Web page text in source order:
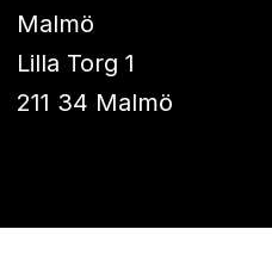
Malmö
Lilla Torg 1
211 34 Malmö